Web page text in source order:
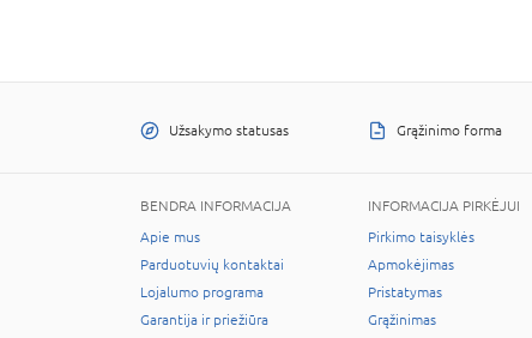
Užsakymo statusas Grąžinimo forma
BENDRA INFORMACIJA
Apie mus
Parduotuvių kontaktai
Lojalumo programa
Garantija ir priežiūra
INFORMACIJA PIRKĖJUI
Pirkimo taisyklės
Apmokėjimas
Pristatymas
Grąžinimas